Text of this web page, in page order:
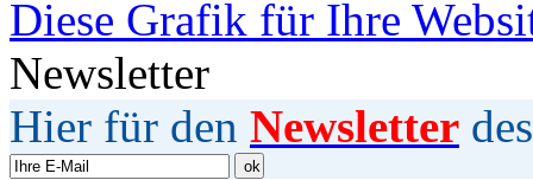
Diese Grafik für Ihre
Newsletter
Hier für den Newsletter